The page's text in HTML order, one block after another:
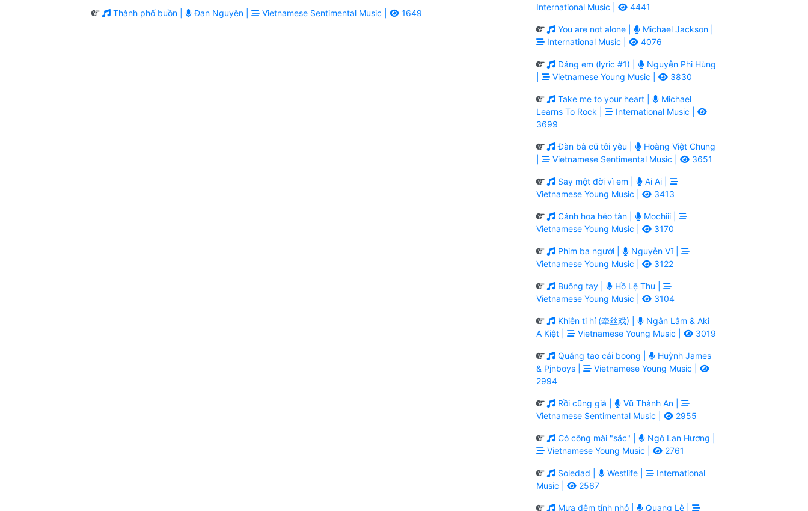
Thành phố buồn | Đan Nguyên | Vietnamese Sentimental Music | 1649
International Music |
4441
You are not alone |
Michael Jackson |
International Music |
4076
Dáng em (lyric #1) |
Nguyễn Phi Hùng
Vietnamese Young Music | 3830
Take me to your heart |
Michael
Learns To Rock |
International Music |
3699
Đàn bà cũ tôi yêu |
Hoàng Việt Chung
Vietnamese Sentimental Music | 3651
Say một đời vì em |
Ai Ai |
Vietnamese Young Music |
3413
Cánh hoa héo tàn |
Mochiii |
Vietnamese Young Music |
3170
Phim ba người |
Nguyễn Vĩ |
Vietnamese Young Music |
3122
Buông tay |
Hồ Lệ Thu |
Vietnamese Young Music |
3104
Khiên ti hí (牵丝戏) |
Ngân Lâm & Aki
A Kiệt |
Vietnamese Young Music | 3019
Quăng tao cái boong |
Huỳnh James
& Pjnboys |
Vietnamese Young Music |
2994
Rồi cũng già |
Vũ Thành An |
Vietnamese Sentimental Music |
2955
Có công mài "sắc" |
Ngô Lan Hương |
Vietnamese Young Music |
2761
Soledad | Westlife |
International
Music |
2567
Mưa đêm tỉnh nhỏ | Quang Lê |